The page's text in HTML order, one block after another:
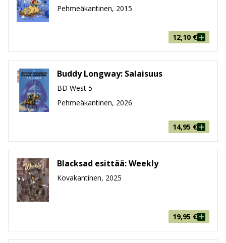
Pehmeäkantinen, 2015
12,10 €
Buddy Longway: Salaisuus
BD West 5
Pehmeäkantinen, 2026
14,95 €
Blacksad esittää: Weekly
Kovakantinen, 2025
19,95 €